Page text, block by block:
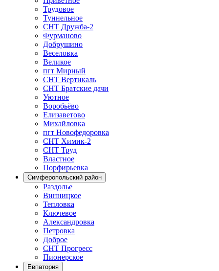
Трудовое
Туннельное
СНТ Дружба-2
Фурманово
Добрушино
Веселовка
Великое
пгт Мирный
СНТ Вертикаль
СНТ Братские дачи
Уютное
Воробьёво
Елизаветово
Михайловка
пгт Новофедоровка
СНТ Химик-2
СНТ Труд
Властное
Порфирьевка
Симферопольский район
Раздолье
Винницкое
Тепловка
Ключевое
Александровка
Петровка
Доброе
СНТ Прогресс
Пионерское
Евпатория